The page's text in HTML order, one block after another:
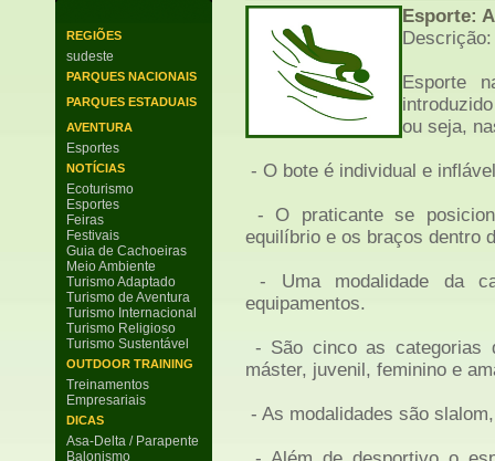
REGIÕES
sudeste
PARQUES NACIONAIS
PARQUES ESTADUAIS
AVENTURA
Esportes
NOTÍCIAS
Ecoturismo
Esportes
Feiras
Festivais
Guia de Cachoeiras
Meio Ambiente
Turismo Adaptado
Turismo de Aventura
Turismo Internacional
Turismo Religioso
Turismo Sustentável
OUTDOOR TRAINING
Treinamentos
Empresariais
DICAS
Asa-Delta / Parapente
Balonismo
Esporte:
Descrição:
Esporte
ou seja,
- O bote é individual e
- O praticante se
equilíbrio e os braços dentro
- Uma modalidade da
equipamentos.
- São cinco as categorias
máster, juvenil, feminino e
- As modalidades são